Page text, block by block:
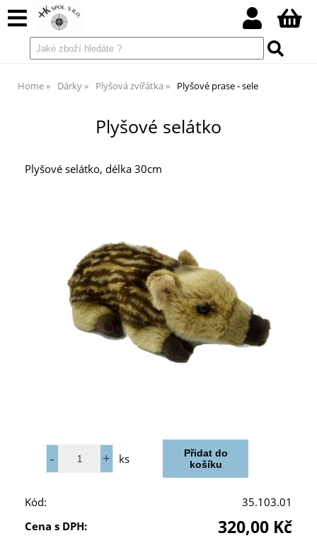
Home Dárky Plyšová zvířátka Plyšové prase - sele
Plyšové selátko
Plyšové selátko, délka 30cm
ks
Kód:
35.103.01
Cena s DPH:
320,00 Kč